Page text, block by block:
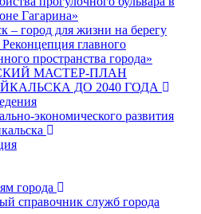
Гагарина»
– город для жизни на берегу
главного
пространства города»
МАСТЕР-ПЛАН
ДО 2040 ГОДА
экономического развития
города
справочник служб города